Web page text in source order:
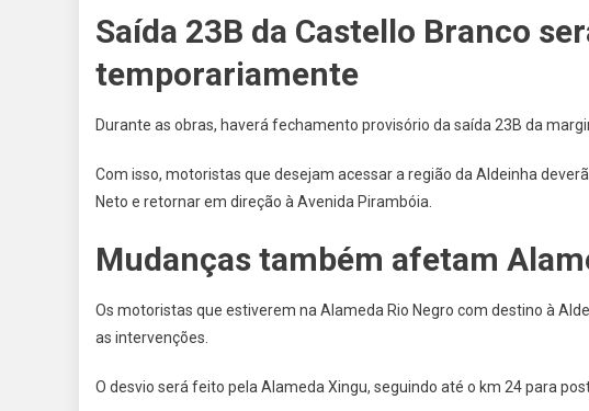
Obras
E
Feira
Saída 23B da Castello Branco
temporariamente
Durante as obras, haverá fechamento provisório da saída 23B da
Com isso, motoristas que desejam acessar a região da Aldeinha
Neto e retornar em direção à Avenida Pirambóia.
Mudanças também afetam
Os motoristas que estiverem na Alameda Rio Negro com destino à
as intervenções.
O desvio será feito pela Alameda Xingu, seguindo até o km 24 para